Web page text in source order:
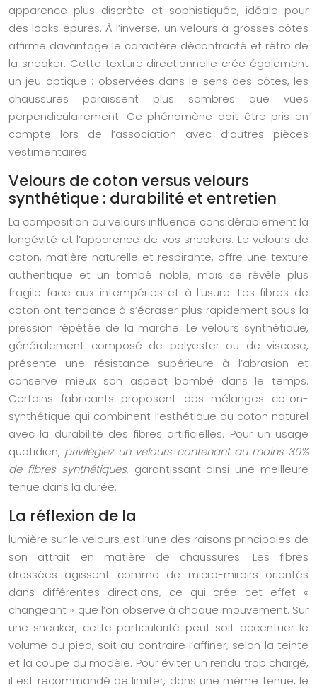
apparence plus discrète et sophistiquée, idéale pour
des looks épurés. À l’inverse, un velours à grosses côtes
affirme davantage le caractère décontracté et rétro de
la sneaker. Cette texture directionnelle crée également
un jeu optique : observées dans le sens des côtes, les
chaussures paraissent plus sombres que vues
perpendiculairement. Ce phénomène doit être pris en
compte lors de l’association avec d’autres pièces
vestimentaires.
Velours de coton versus velours
synthétique : durabilité et entretien
La composition du velours influence considérablement la
longévité et l’apparence de vos sneakers. Le velours de
coton, matière naturelle et respirante, offre une texture
authentique et un tombé noble, mais se révèle plus
fragile face aux intempéries et à l’usure. Les fibres de
coton ont tendance à s’écraser plus rapidement sous la
pression répétée de la marche. Le velours synthétique,
généralement composé de polyester ou de viscose,
présente une résistance supérieure à l’abrasion et
conserve mieux son aspect bombé dans le temps.
Certains fabricants proposent des mélanges coton-
synthétique qui combinent l’esthétique du coton naturel
avec la durabilité des fibres artificielles. Pour un usage
quotidien, privilégiez un velours contenant au moins 30%
de fibres synthétiques, garantissant ainsi une meilleure
tenue dans la durée.
La réflexion de la
lumière sur le velours est l’une des raisons principales de
son attrait en matière de chaussures. Les fibres
dressées agissent comme de micro-miroirs orientés
dans différentes directions, ce qui crée cet effet «
changeant » que l’on observe à chaque mouvement. Sur
une sneaker, cette particularité peut soit accentuer le
volume du pied, soit au contraire l’affiner, selon la teinte
et la coupe du modèle. Pour éviter un rendu trop chargé,
il est recommandé de limiter, dans une même tenue, le